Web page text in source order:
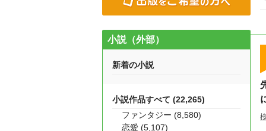
小説（外部）
新着の小説
小説作品すべて (22,265)
ファンタジー (8,580)
恋愛 (5,107)